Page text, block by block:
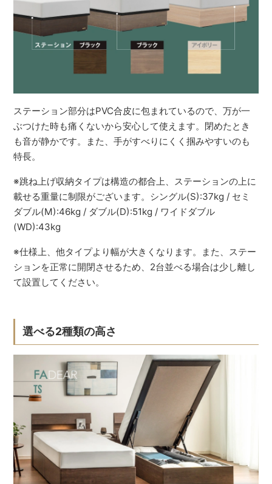
ステーション部分はPVC合皮に包まれているので、万が一
ぶつけた時も痛くないから安心して使えます。閉めたとき
も音が静かです。また、手がすべりにくく掴みやすいのも
特長。
※跳ね上げ収納タイプは構造の都合上、ステーションの上に
載せる重量に制限がございます。シングル(S):37kg / セミ
ダブル(M):46kg / ダブル(D):51kg / ワイドダブル
(WD):43kg
※仕様上、他タイプより幅が大きくなります。また、ステー
ションを正常に開閉させるため、2台並べる場合は少し離し
て設置してください。
選べる2種類の高さ